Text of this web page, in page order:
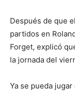
Después de que
partidos en
Forget, explicó
la jornada del
Ya se pueda